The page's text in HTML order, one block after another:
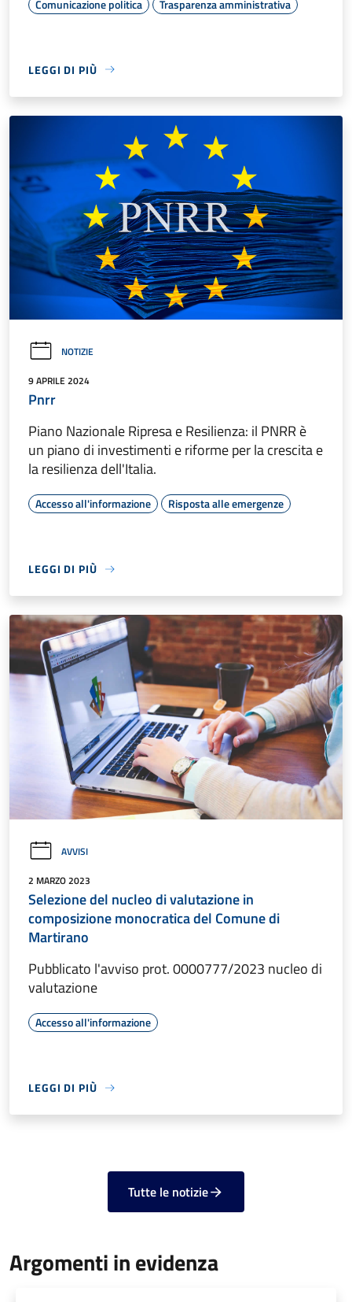
Comunicazione politica Trasparenza amministrativa
LEGGI DI PIÙ
NOTIZIE
9 APRILE 2024
Pnrr
Piano Nazionale Ripresa e Resilienza: il PNRR è
un piano di investimenti e riforme per la crescita e
la resilienza dell'Italia.
Accesso all'informazione Risposta alle emergenze
LEGGI DI PIÙ
AVVISI
2 MARZO 2023
Selezione del nucleo di valutazione in
composizione monocratica del Comune di
Martirano
Pubblicato l'avviso prot. 0000777/2023 nucleo di
valutazione
Accesso all'informazione
LEGGI DI PIÙ
Tutte le notizie
Argomenti in evidenza